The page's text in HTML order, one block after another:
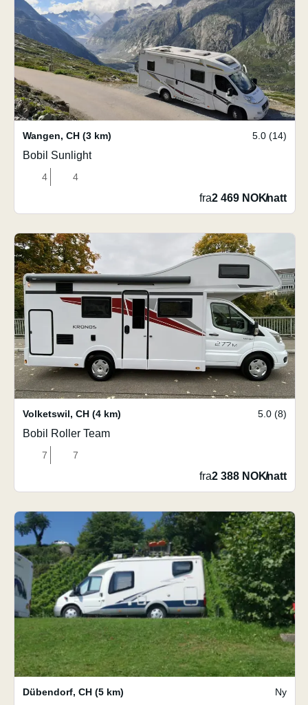
Wangen, CH (3 km) 5.0 (14)
Bobil Sunlight
4 4
fra2 469 NOK/natt
Volketswil, CH (4 km) 5.0 (8)
Bobil Roller Team
7 7
fra2 388 NOK/natt
Dübendorf, CH (5 km) Ny